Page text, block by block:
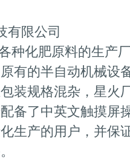
有限公司
种化肥原料的生产
有的半自动机械设
装规格混杂，星火
备了中英文触摸屏
生产的用户，并保